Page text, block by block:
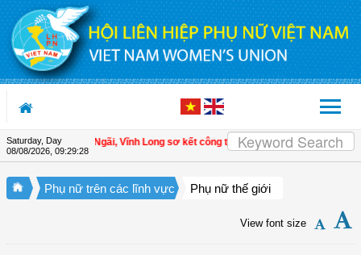
Skip to Content
Saturday, Day
08/08/2026, 09:29:28
LHPN xã Tam Ngãi, Vĩnh Long sơ kết công tác Hội và phong trào phụ nữ 6
Phụ nữ trên các lĩnh vực Phụ nữ thế giới
View font size